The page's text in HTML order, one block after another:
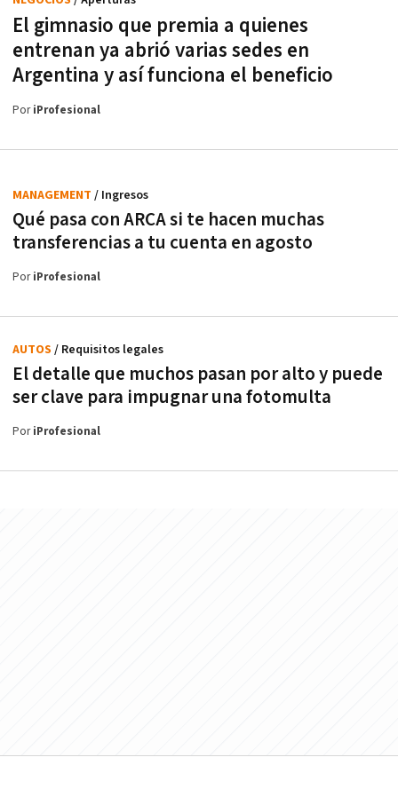
El gimnasio que premia a quienes
entrenan ya abrió varias sedes en
Argentina y así funciona el beneficio
PoriProfesional
Qué pasa con ARCA si te hacen muchas
transferencias a tu cuenta en agosto
MANAGEMENT / Ingresos
PoriProfesional
El detalle que muchos pasan por alto y puede
ser clave para impugnar una fotomulta
AUTOS / Requisitos legales
PoriProfesional